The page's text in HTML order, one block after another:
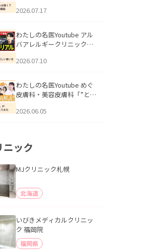
跡にVビームは効く？向いて
説」を公開いたしました。
2026.07.17
わたしの名医Youtube アル
バアレルギークリニック札
医師が明かす副作用・リバ
公開いたしました。
2026.07.10
わたしの名医Youtube めぐ
皮膚科・美容皮膚科「”とお
ッズの肌悩みに本気で答え
2026.06.05
ニック
MJクリニック札幌
北海道
いびきメディカルクリニッ
ク 福岡院
福岡県